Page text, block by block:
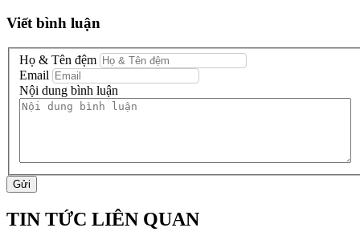
Viết bình luận
Họ & Tên đệm
Email
Nội dung bình luận
Gửi
TIN TỨC LIÊN QUAN